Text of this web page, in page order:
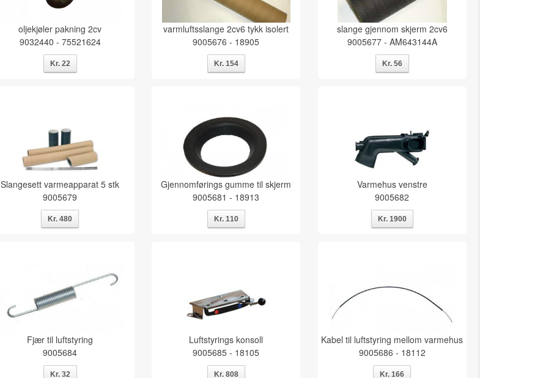
oljekjøler pakning 2cv
9032440 - 75521624
varmluftsslange 2cv6 tykk isolert
9005676 - 18905
slange gjennom skjerm 2cv6
9005677 - AM643144A
Slangesett varmeapparat 5 stk
9005679
Gjennomførings gumme til skjerm
9005681 - 18913
Varmehus venstre
9005682
Fjær til luftstyring
9005684
Luftstyrings konsoll
9005685 - 18105
Kabel til luftstyring mellom varmehus
9005686 - 18112